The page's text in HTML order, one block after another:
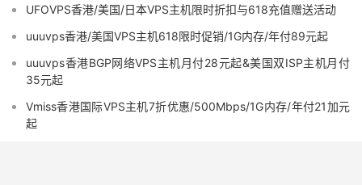
UFOVPS香港/美国/日本VPS主机限时折扣与618充值赠送活动
uuuvps香港/美国VPS主机618限时促销/1G内存/年付89元起
uuuvps香港BGP网络VPS主机月付28元起&美国双ISP主机月付
35元起
Vmiss香港国际VPS主机7折优惠/500Mbps/1G内存/年付21加元
起